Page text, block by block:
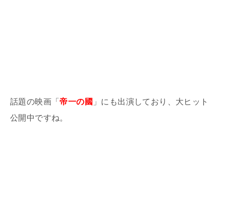
話題の映画「帝一の國 」にも出演しており、大ヒット
公開中ですね。